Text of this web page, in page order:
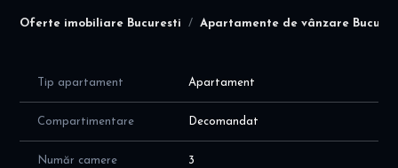
Oferte imobiliare Bucuresti Apartamente de vânzare
Disponibilitate imediata! Oaza de liniste in jungla urbana!
Apartamentul este decomandat, situat la etajul 11 si 12 / 13 intr-
suprafata utila totala de 76 mp, cu compartimentare inteligenta
a spatiilor, dupa cum urmeaza:
Tip apartament Apartament
Compartimentare Decomandat
Număr camere 3